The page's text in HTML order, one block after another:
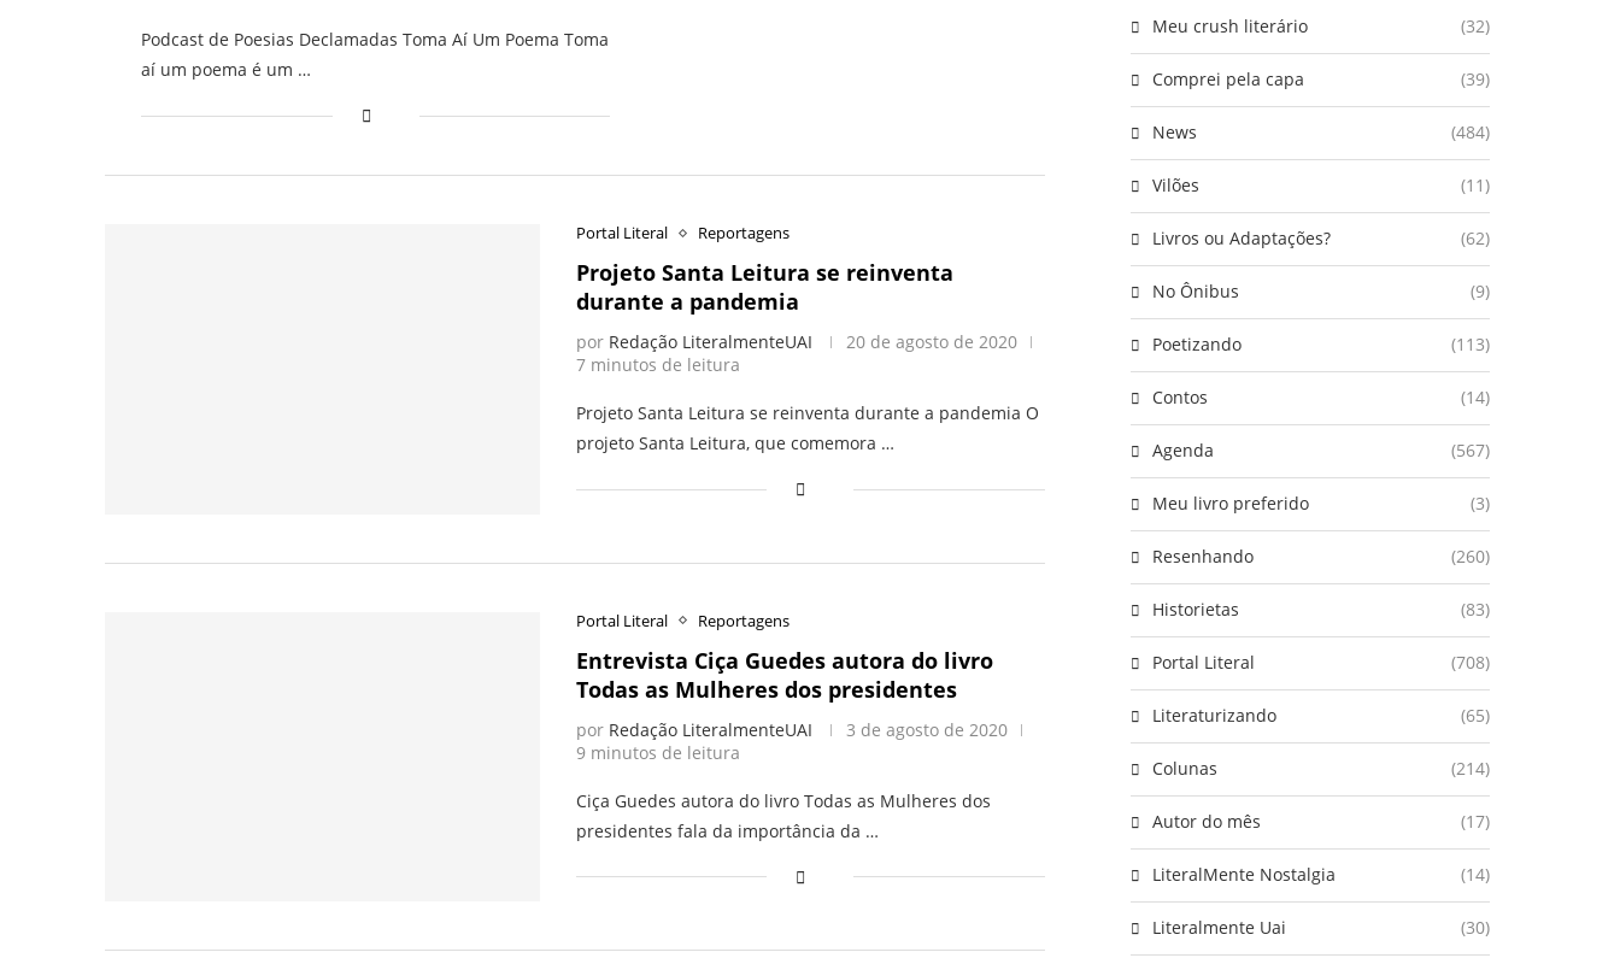
Podcast de Poesias Declamadas Toma Aí Um Poema Toma
aí um poema é um …
Portal Literal Reportagens
Projeto Santa Leitura se reinventa
durante a pandemia
por Redação LiteralmenteUAI
20 de agosto de 2020
7 minutos de leitura
Projeto Santa Leitura se reinventa durante a pandemia O
projeto Santa Leitura, que comemora …
Portal Literal Reportagens
Entrevista Ciça Guedes autora do livro
Todas as Mulheres dos presidentes
por Redação LiteralmenteUAI
3 de agosto de 2020
9 minutos de leitura
Ciça Guedes autora do livro Todas as Mulheres dos
presidentes fala da importância da …
Meu crush literário (32)
Comprei pela capa (39)
News (484)
Vilões (11)
Livros ou Adaptações? (62)
No Ônibus (9)
Poetizando (113)
Contos (14)
Agenda (567)
Meu livro preferido (3)
Resenhando (260)
Historietas (83)
Portal Literal (708)
Literaturizando (65)
Colunas (214)
Autor do mês (17)
LiteralMente Nostalgia (14)
Literalmente Uai (30)